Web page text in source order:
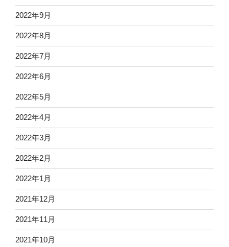
2022年9月
2022年8月
2022年7月
2022年6月
2022年5月
2022年4月
2022年3月
2022年2月
2022年1月
2021年12月
2021年11月
2021年10月